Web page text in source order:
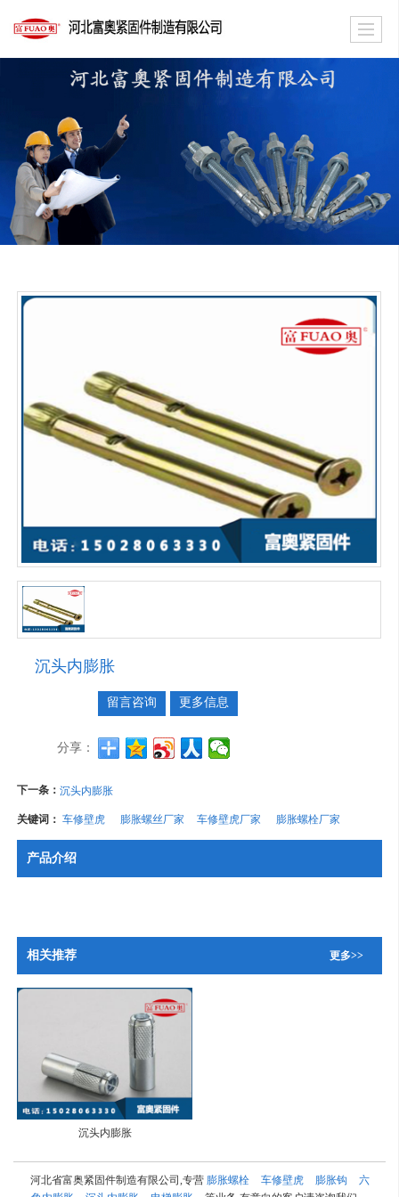
沉头内膨胀
留言咨询 更多信息
分享：
下一条：沉头内膨胀
关键词：车修壁虎 膨胀螺丝厂家 车修壁虎厂家 膨胀螺栓厂家
产品介绍
相关推荐 更多>>
沉头内膨胀
河北省富奥紧固件制造有限公司,专营 膨胀螺栓 车修壁虎 膨胀钩
六